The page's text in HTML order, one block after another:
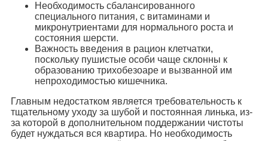
Необходимость сбалансированного
специального питания, с витаминами и
микронутриентами для нормального роста и
состояния шерсти.
Важность введения в рацион клетчатки,
поскольку пушистые особи чаще склонны к
образованию трихобезоаре и вызванной им
непроходимостью кишечника.
Главным недостатком является требовательность к
тщательному уходу за шубой и постоянная линька, из-
за которой в дополнительном поддержании чистоты
будет нуждаться вся квартира. Но необходимость